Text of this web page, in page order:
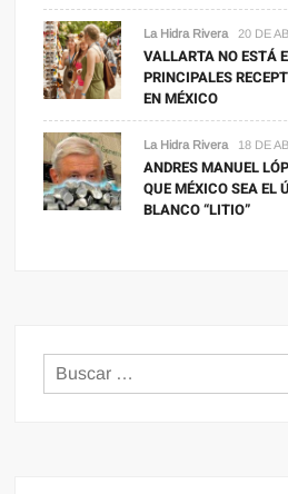
La Hidra Rivera 20 DE
VALLARTA NO ESTÁ
PRINCIPALES
EN MÉXICO
La Hidra Rivera 18 DE
ANDRES MANUEL
QUE MÉXICO SEA EL
BLANCO “LITIO”